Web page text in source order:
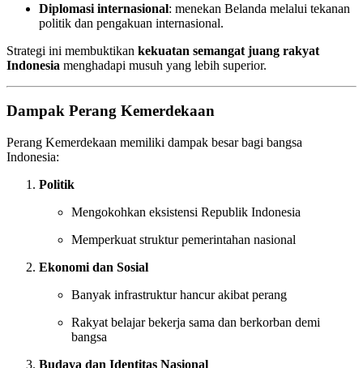
Diplomasi internasional: menekan Belanda melalui tekanan
politik dan pengakuan internasional.
Strategi ini membuktikan kekuatan semangat juang rakyat
Indonesia menghadapi musuh yang lebih superior.
Dampak Perang Kemerdekaan
Perang Kemerdekaan memiliki dampak besar bagi bangsa
Indonesia:
Politik
Mengokohkan eksistensi Republik Indonesia
Memperkuat struktur pemerintahan nasional
Ekonomi dan Sosial
Banyak infrastruktur hancur akibat perang
Rakyat belajar bekerja sama dan berkorban demi
bangsa
Budaya dan Identitas Nasional